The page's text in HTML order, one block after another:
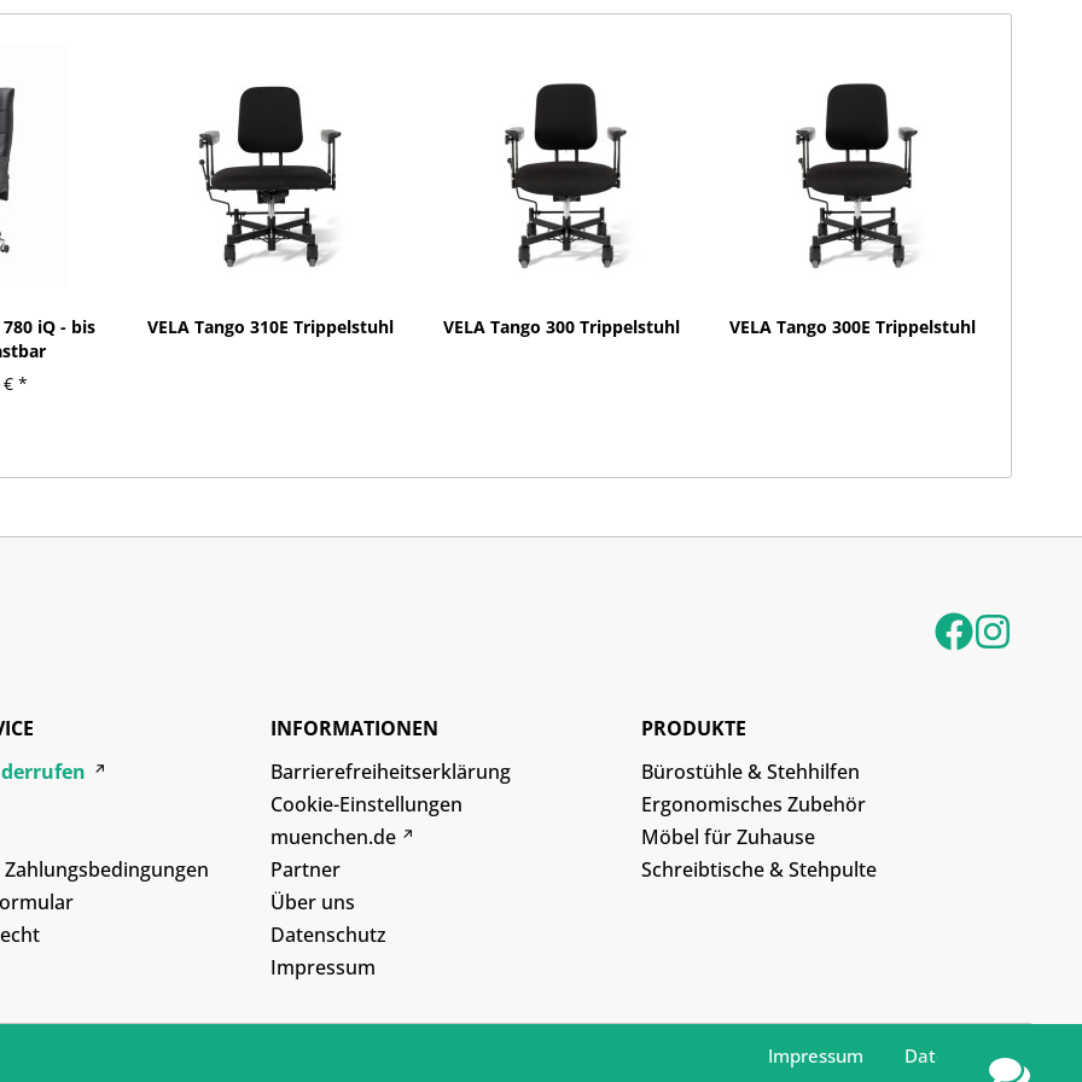
iQ - bis
€ *
VELA Tango 310E Trippelstuhl VELA Tango 300 Trippelstuhl VELA Tango 300E Trippelstuhl
INFORMATIONEN
Barrierefreiheitserklärung
Cookie-Einstellungen
muenchen.de
Partner
Über uns
Datenschutz
Impressum
PRODUKTE
Bürostühle & Stehhilfen
Ergonomisches Zubehör
Möbel für Zuhause
Schreibtische & Stehpulte
Impressum Datenschutz